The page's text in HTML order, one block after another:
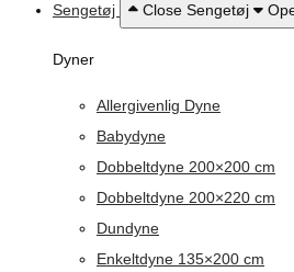
Sengetøj
Close Sengetøj
Dyner
Allergivenlig Dyne
Babydyne
Dobbeltdyne 200×200 cm
Dobbeltdyne 200×220 cm
Dundyne
Enkeltdyne 135×200 cm